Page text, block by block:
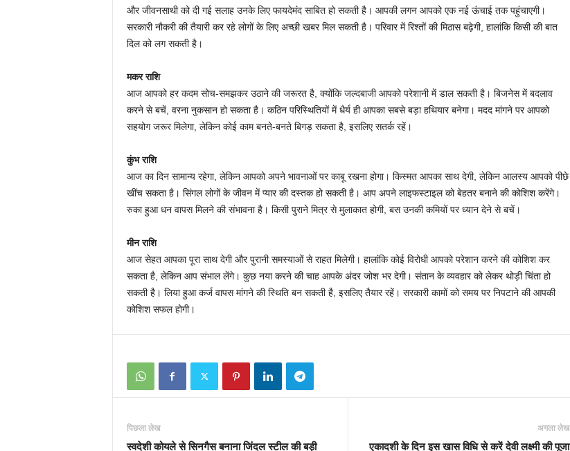
और जीवनसाथी को दी गई सलाह उनके लिए फायदेमंद साबित हो सकती है। आपकी लगन आपको एक नई ऊंचाई तक पहुंचाएगी।
सरकारी नौकरी की तैयारी कर रहे लोगों के लिए अच्छी खबर मिल सकती है। परिवार में रिश्तों की मिठास बढ़ेगी, हालांकि किसी की बात
दिल को लग सकती है।
मकर राशि
आज आपको हर कदम सोच-समझकर उठाने की जरूरत है, क्योंकि जल्दबाजी आपको परेशानी में डाल सकती है। बिजनेस में बदलाव
करने से बचें, वरना नुकसान हो सकता है। कठिन परिस्थितियों में धैर्य ही आपका सबसे बड़ा हथियार बनेगा। मदद मांगने पर आपको
सहयोग जरूर मिलेगा, लेकिन कोई काम बनते-बनते बिगड़ सकता है, इसलिए सतर्क रहें।
कुंभ राशि
आज का दिन सामान्य रहेगा, लेकिन आपको अपने भावनाओं पर काबू रखना होगा। किस्मत आपका साथ देगी, लेकिन आलस्य आपको पीछे
खींच सकता है। सिंगल लोगों के जीवन में प्यार की दस्तक हो सकती है। आप अपने लाइफस्टाइल को बेहतर बनाने की कोशिश करेंगे।
रुका हुआ धन वापस मिलने की संभावना है। किसी पुराने मित्र से मुलाकात होगी, बस उनकी कमियों पर ध्यान देने से बचें।
मीन राशि
आज सेहत आपका पूरा साथ देगी और पुरानी समस्याओं से राहत मिलेगी। हालांकि कोई विरोधी आपको परेशान करने की कोशिश कर
सकता है, लेकिन आप संभाल लेंगे। कुछ नया करने की चाह आपके अंदर जोश भर देगी। संतान के व्यवहार को लेकर थोड़ी चिंता हो
सकती है। लिया हुआ कर्ज वापस मांगने की स्थिति बन सकती है, इसलिए तैयार रहें। सरकारी कामों को समय पर निपटाने की आपकी
कोशिश सफल होगी।
पिछला लेख
स्वदेशी कोयले से सिनगैस बनाना जिंदल स्टील की बड़ी
अगला लेख
एकादशी के दिन इस खास विधि से करें देवी लक्ष्मी की पूजा